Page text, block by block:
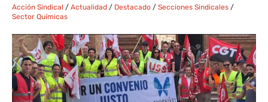
Acción Sindical / Actualidad / Destacado / Secciones Sindicales /
Sector Químicas